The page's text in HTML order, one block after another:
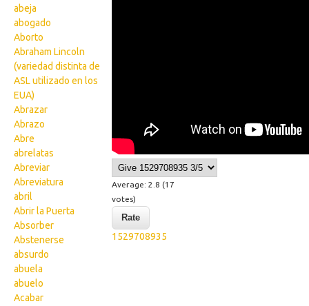
abeja
abogado
Aborto
Abraham Lincoln
(variedad distinta de
ASL utilizado en los
EUA)
Abrazar
Abrazo
Abre
abrelatas
Abreviar
Abreviatura
abril
Abrir la Puerta
Absorber
Abstenerse
absurdo
abuela
abuelo
Acabar
Average: 2.8 (17
votes)
1529708935